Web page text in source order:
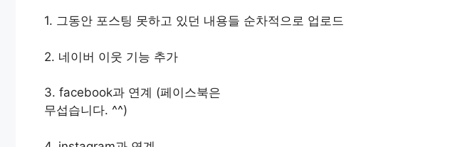
1. 그동안 포스팅 못하고 있던 내용들 순차적으로 업로드
2. 네이버 이웃 기능 추가
3. facebook과 연계 (페이스북은
무섭습니다. ^^)